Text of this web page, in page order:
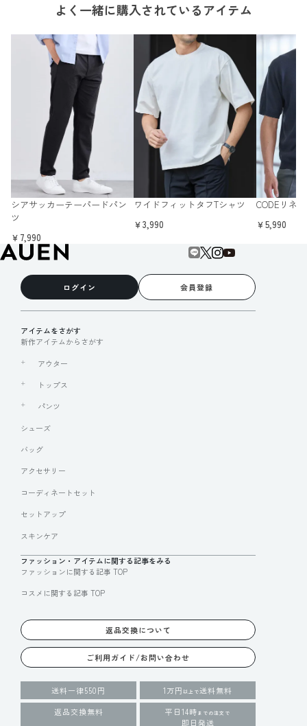
よく一緒に購入されているアイテム
シアサッカーテーパードパン
ツ
￥7,990
ワイドフィットタフTシャツ
￥3,990
CODEリネ
￥5,990
ログイン 会員登録
アイテムをさがす
新作アイテムからさがす
アウター
トップス
パンツ
シューズ
バッグ
アクセサリー
コーディネートセット
セットアップ
スキンケア
ファッション・アイテムに関する記事をみる
ファッションに関する記事 TOP
コスメに関する記事 TOP
返品交換について
ご利用ガイド/お問い合わせ
送料一律550円 1万円 以上で送料無料
返品交換無料
平日14時 までの注文で
即日発送